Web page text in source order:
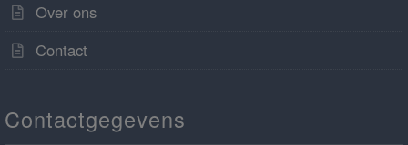
Over ons
Contact
Contactgegevens